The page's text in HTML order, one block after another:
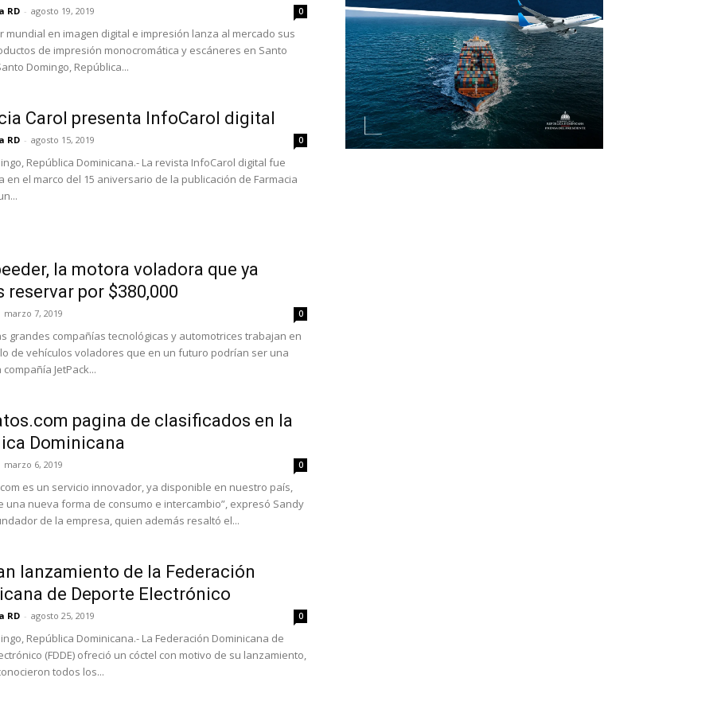
RD - agosto 19, 2019 0
mundial en imagen digital e impresión lanza al mercado sus
de impresión monocromática y escáneres en Santo
Domingo, República...
Carol presenta InfoCarol digital
RD - agosto 15, 2019 0
República Dominicana.- La revista InfoCarol digital fue
en el marco del 15 aniversario de la publicación de Farmacia
la motora voladora que ya
reservar por $380,000
marzo 7, 2019 0
grandes compañías tecnológicas y automotrices trabajan en
de vehículos voladores que en un futuro podrían ser una
JetPack...
pagina de clasificados en la
Dominicana
marzo 6, 2019 0
es un servicio innovador, ya disponible en nuestro país,
una nueva forma de consumo e intercambio”, expresó Sandy
de la empresa, quien además resaltó el...
lanzamiento de la Federación
de Deporte Electrónico
RD - agosto 25, 2019 0
República Dominicana.- La Federación Dominicana de
(FDDE) ofreció un cóctel con motivo de su lanzamiento,
todos los...